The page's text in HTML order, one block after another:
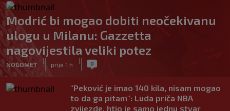
Modrić bi mogao dobiti neočekivanu
ulogu u Milanu: Gazzetta
nagovijestila veliki potez
NOGOMET
|
prije 1 h
| 0
"Peković je imao 140 kila, nisam mogao
to da ga pitam": Luda priča NBA
zvijezde, htio je samo jednu stvar